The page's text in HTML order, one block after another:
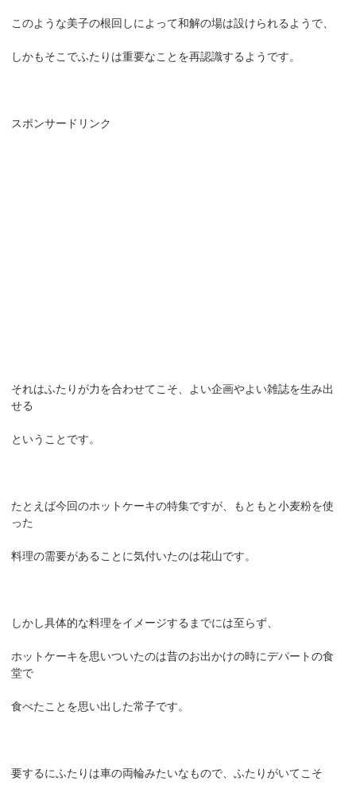
このような美子の根回しによって和解の場は設けられるようで、
しかもそこでふたりは重要なことを再認識するようです。
スポンサードリンク
それはふたりが力を合わせてこそ、よい企画やよい雑誌を生み出
せる
ということです。
たとえば今回のホットケーキの特集ですが、もともと小麦粉を使
った
料理の需要があることに気付いたのは花山です。
しかし具体的な料理をイメージするまでには至らず、
ホットケーキを思いついたのは昔のお出かけの時にデパートの食
堂で
食べたことを思い出した常子です。
要するにふたりは車の両輪みたいなもので、ふたりがいてこそ